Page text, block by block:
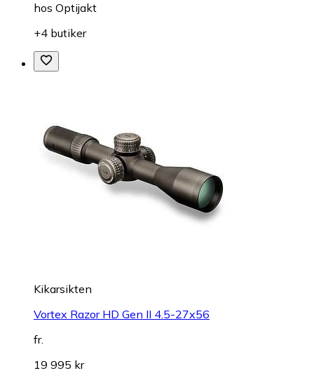
hos Optijakt
+4 butiker
Kikarsikten
Vortex Razor HD Gen II 4.5-27x56
fr.
19 995 kr